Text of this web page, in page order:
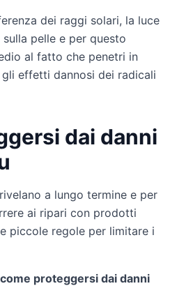
dei raggi solari, la luce
pelle e per questo
al fatto che penetri in
effetti dannosi dei radicali
dai danni
a lungo termine e per
ai ripari con prodotti
piccole regole per limitare i
come proteggersi dai danni